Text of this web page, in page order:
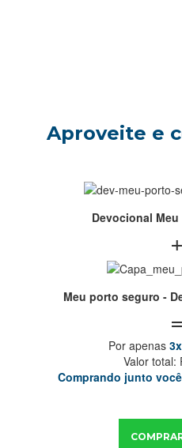
Aproveite e
Devocional
+
Meu porto seguro -
=
Por apenas 3x
Valor total:
Comprando junto